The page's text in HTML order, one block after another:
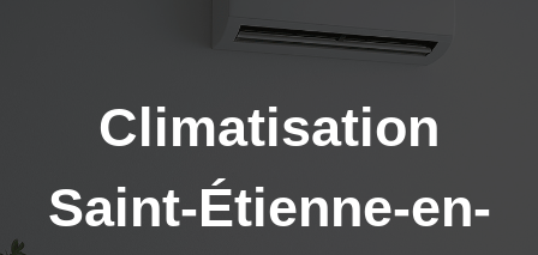
Climatisation
Saint-Étienne-en-